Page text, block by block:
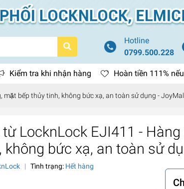
Hotline
0799.500.228
Kiểm tra khi nhận hàng Hoàn tiền 111%
mặt bếp thủy tinh, không bức xạ, an toàn sử dụng -
từ LocknLock EJI411 -
không bức xạ, an toàn sử
| Tình trạng: Hết hàng